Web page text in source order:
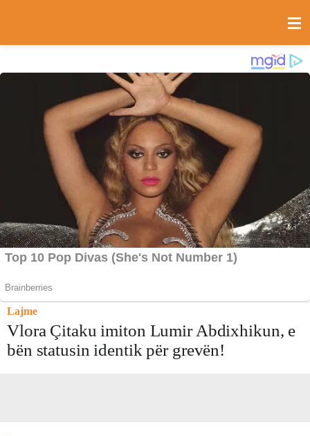
Lajme
Vlora Çitaku imiton Lumir Abdixhikun, e
bën statusin identik për grevën!